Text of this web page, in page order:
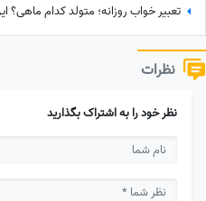
نظرات
نظر خود را به اشتراک بگذارید